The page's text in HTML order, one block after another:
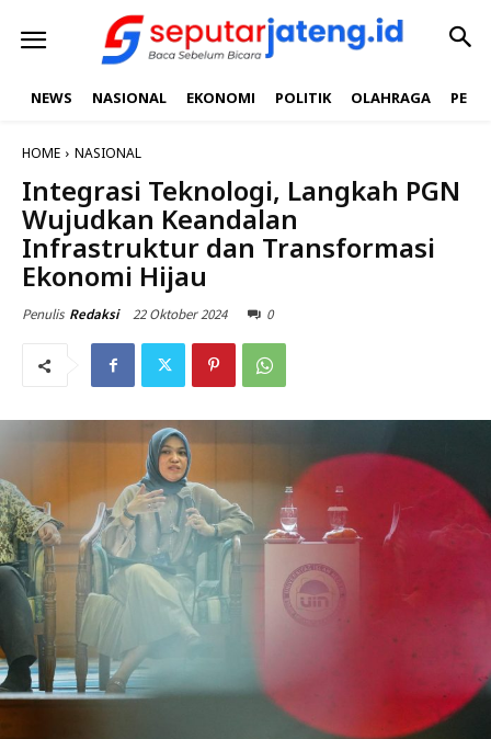
NEWS NASIONAL EKONOMI POLITIK OLAHRAGA
HOME NASIONAL
Integrasi Teknologi, Langkah PGN
Wujudkan Keandalan
Infrastruktur dan Transformasi
Ekonomi Hijau
Penulis Redaksi 22 Oktober 2024 0